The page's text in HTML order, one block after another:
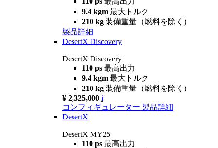
9.4 kgm 最大トルク
210 kg 装備重量（燃料を除く）
製品詳細
DesertX Discovery
DesertX Discovery
110 ps 最高出力
9.4 kgm 最大トルク
210 kg 装備重量（燃料を除く）
¥ 2,325,000 i
コンフィギュレーター 製品詳細
DesertX
DesertX MY25
110 ps 最高出力